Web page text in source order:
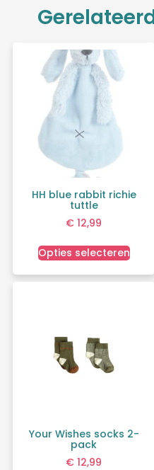
HH blue rabbit richie
tuttle
€ 12,99
Opties selecteren
Your Wishes socks 2-
pack
€ 12,99